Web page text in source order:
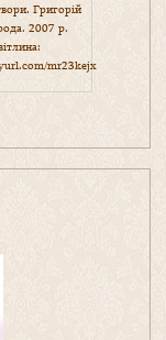
Григорій
2007 р.
mr23kejx